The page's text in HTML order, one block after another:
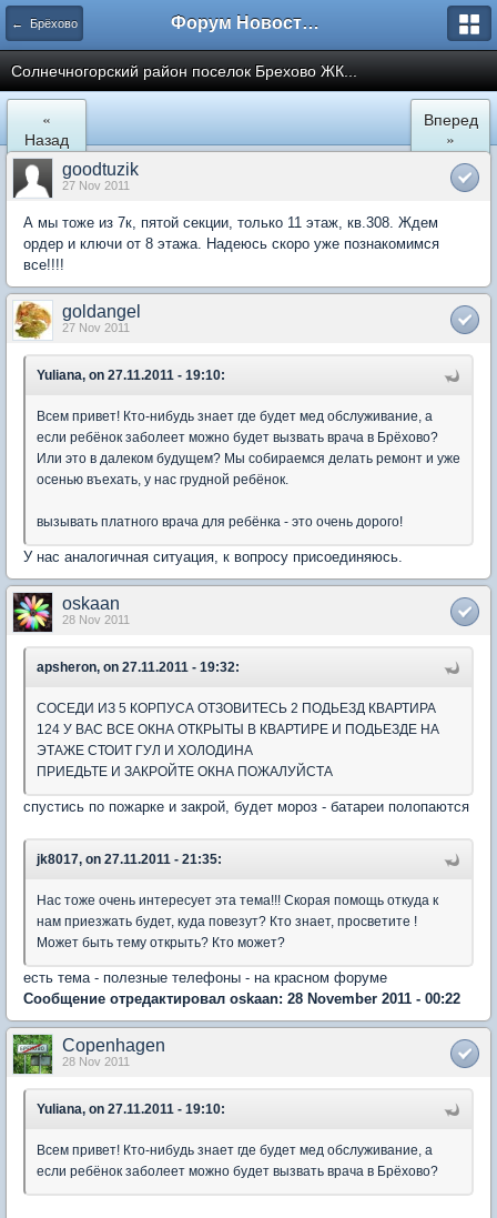
← Брёхово Форум Новостройки
Cолнечногорский район поселок Брехово ЖК...
«
Назад
Вперед
»
goodtuzik
27 Nov 2011
А мы тоже из 7к, пятой секции, только 11 этаж, кв.308. Ждем
ордер и ключи от 8 этажа. Надеюсь скоро уже познакомимся
все!!!!
goldangel
27 Nov 2011
Yuliana, on 27.11.2011 - 19:10:
Всем привет! Кто-нибудь знает где будет мед обслуживание, а
если ребёнок заболеет можно будет вызвать врача в Брёхово?
Или это в далеком будущем? Мы собираемся делать ремонт и уже
осенью въехать, у нас грудной ребёнок.
вызывать платного врача для ребёнка - это очень дорого!
У нас аналогичная ситуация, к вопросу присоединяюсь.
oskaan
28 Nov 2011
apsheron, on 27.11.2011 - 19:32:
СОСЕДИ ИЗ 5 КОРПУСА ОТЗОВИТЕСЬ 2 ПОДЬЕЗД КВАРТИРА
124 У ВАС ВСЕ ОКНА ОТКРЫТЫ В КВАРТИРЕ И ПОДЬЕЗДЕ НА
ЭТАЖЕ СТОИТ ГУЛ И ХОЛОДИНА
ПРИЕДЬТЕ И ЗАКРОЙТЕ ОКНА ПОЖАЛУЙСТА
спустись по пожарке и закрой, будет мороз - батареи полопаются
jk8017, on 27.11.2011 - 21:35:
Нас тоже очень интересует эта тема!!! Скорая помощь откуда к
нам приезжать будет, куда повезут? Кто знает, просветите !
Может быть тему открыть? Кто может?
есть тема - полезные телефоны - на красном форуме
Сообщение отредактировал oskaan: 28 November 2011 - 00:22
Copenhagen
28 Nov 2011
Yuliana, on 27.11.2011 - 19:10:
Всем привет! Кто-нибудь знает где будет мед обслуживание, а
если ребёнок заболеет можно будет вызвать врача в Брёхово?